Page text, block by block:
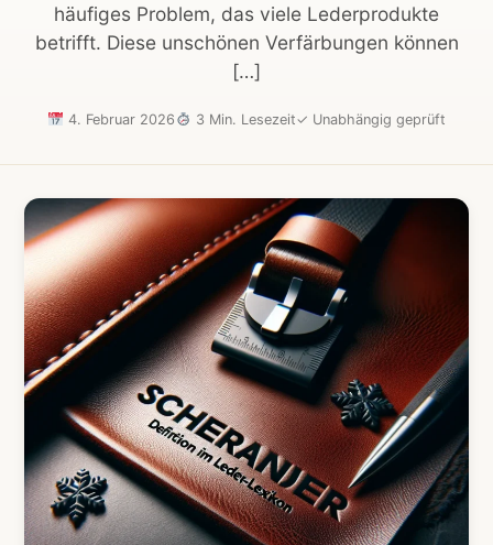
häufiges Problem, das viele Lederprodukte
betrifft. Diese unschönen Verfärbungen können
[…]
4. Februar 2026 3 Min. Lesezeit✓ Unabhängig geprüft